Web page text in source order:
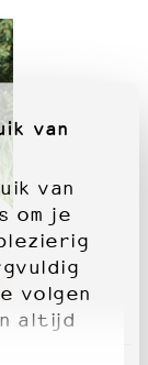
van
van
om je
volgen
altijd